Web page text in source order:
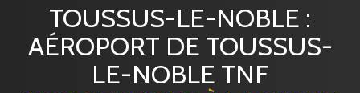
TOUSSUS-LE-NOBLE :
AÉROPORT DE TOUSSUS-
LE-NOBLE TNF